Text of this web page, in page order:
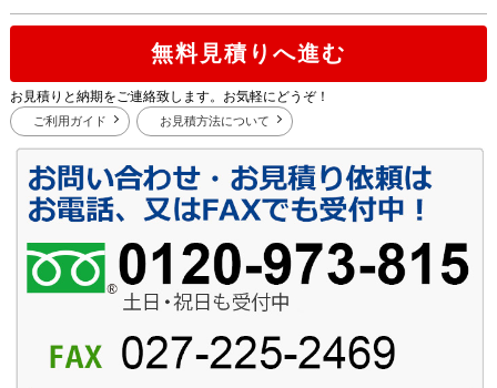
無料見積りへ進む
お見積りと納期をご連絡致します。お気軽にどうぞ！
ご利用ガイド お見積方法について